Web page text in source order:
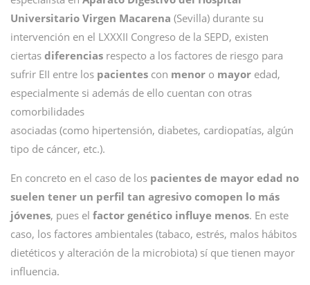
Universitario Virgen Macarena (Sevilla) durante su
intervención en el LXXXII Congreso de la SEPD, existen
ciertas diferencias respecto a los factores de riesgo para
sufrir EII entre los pacientes con menor o mayor edad,
especialmente si además de ello cuentan con otras
comorbilidades
asociadas (como hipertensión, diabetes, cardiopatías, algún
tipo de cáncer, etc.).
En concreto en el caso de los pacientes de mayor edad no
suelen tener un perfil tan agresivo comopen lo más
jóvenes, pues el factor genético influye menos. En este
caso, los factores ambientales (tabaco, estrés, malos hábitos
dietéticos y alteración de la microbiota) sí que tienen mayor
influencia.